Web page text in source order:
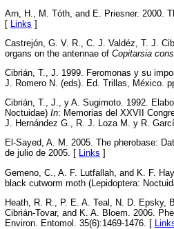
Arn, H., M. Tóth, and E. Priesner. 2000.
[ Links ]
Castrejón, G. V. R., C. J. Valdéz, T. J.
organs on the antennae of Copitarsia
Cibrián, T., J. 1999. Feromonas y su
J. Romero N. (eds). Ed. Trillas, México.
Cibrián, T., J., y A. Sugimoto. 1992.
Noctuidae) In: Memorias del XXVII
J. Hernández G., R. J. Loza M. y R.
El-Sayed, A. M. 2005. The pherobase:
de julio de 2005. [ Links ]
Gemeno, C., A. F. Lutfallah, and K. F.
black cutworm moth (Lepidoptera:
Heath, R. R., P. E. A. Teal, N. D. Epsky,
Cibrián-Tovar, and K. A. Bloem. 2006.
Environ. Entomol. 35(6):1469-1476. [